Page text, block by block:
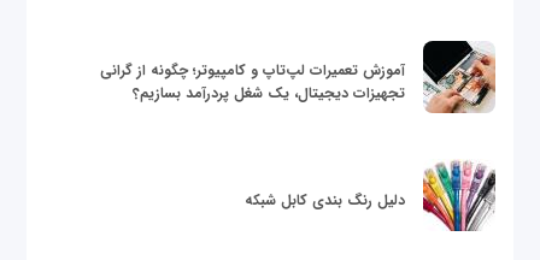
آموزش تعمیرات لپ‌تاپ و کامپیوتر؛ چگونه از گرانی
تجهیزات دیجیتال، یک شغل پردرآمد بسازیم؟
دلیل رنگ بندی کابل شبکه